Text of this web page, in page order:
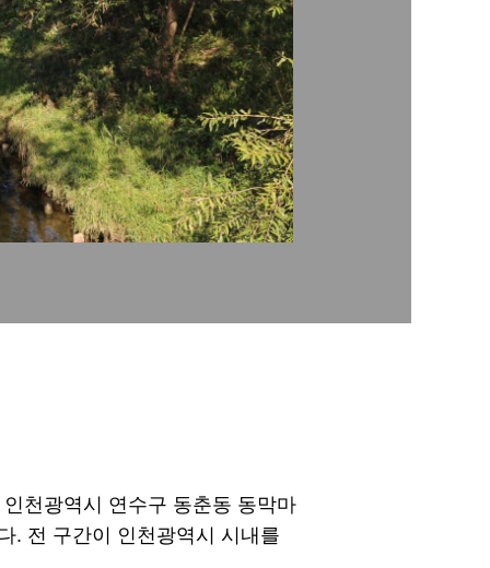
천광역시 연수구 동춘동 동막마
. 전 구간이 인천광역시 시내를